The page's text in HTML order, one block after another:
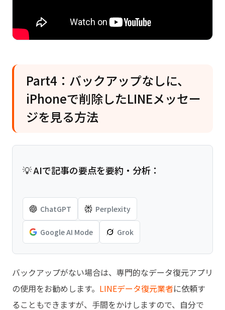
Part4：バックアップなしに、
iPhoneで削除したLINEメッセー
ジを見る方法
💡 AIで記事の要点を要約・分析：
ChatGPT Perplexity
Google AI Mode Grok
バックアップがない場合は、専門的なデータ復元アプリ
の使用をお勧めします。 LINEデータ復元業者に依頼す
ることもできますが、手間をかけしますので、自分で